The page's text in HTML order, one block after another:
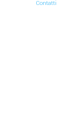
Contatti